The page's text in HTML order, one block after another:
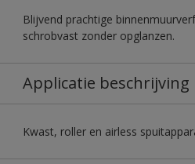
Blijvend prachtige
schrobvast zonder opglanzen.
Applicatie beschrijving
Kwast, roller en airless